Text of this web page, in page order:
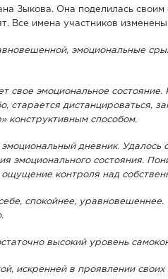
Зыкова. Она поделилась своим
Все имена участников
эмоциональные
свое эмоциональное состояние.
старается дистанцироваться,
конструктивным способом.
дневник. Удалось
эмоционального состояния.
ощущение контроля над
спокойнее,
высокий уровень
искренней в проявлении своих